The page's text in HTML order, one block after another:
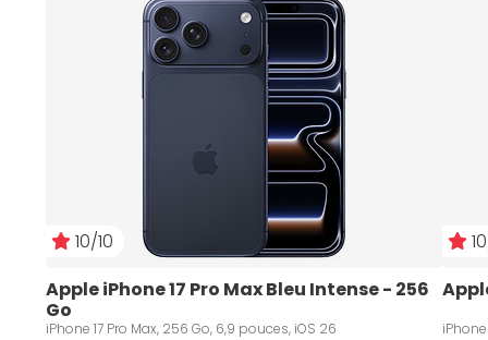
10/10
Apple iPhone 17 Pro Max Bleu Intense - 256
Go
iPhone 17 Pro Max, 256 Go, 6,9 pouces, iOS 26